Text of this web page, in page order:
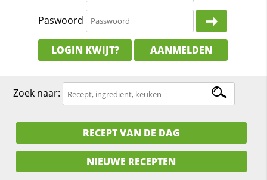
Paswoord
LOGIN KWIJT? AANMELDEN
Zoek naar:
RECEPT VAN DE DAG
NIEUWE RECEPTEN